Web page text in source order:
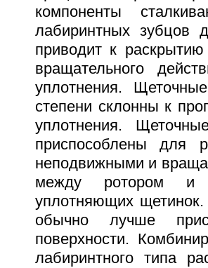
компоненты
лабиринтных зубцов
приводит к
вращательного
уплотнения.
степени склонны к
уплотнения.
приспособлены для
неподвижными и
между ротором и
уплотняющих
обычно лучше
поверхности.
лабиринтного типа